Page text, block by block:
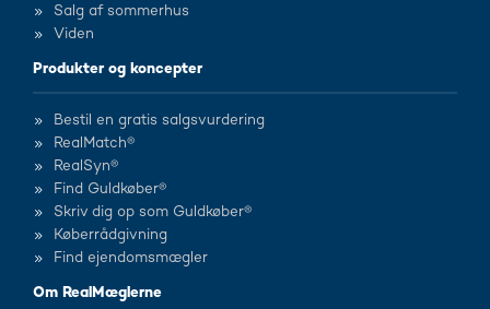
Salg af sommerhus
Viden
Produkter og koncepter
Bestil en gratis salgsvurdering
RealMatch®
RealSyn®
Find Guldkøber®
Skriv dig op som Guldkøber®
Køberrådgivning
Find ejendomsmægler
Om RealMæglerne